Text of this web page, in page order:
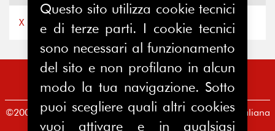
X by Ferpi2puntozero
©2008-2026 FERPI - Federazione Relazioni Pubbliche Italiana
Redazione|Condizioni d’uso| Privacy Policy
Questo sito utilizza cookie tecnici
e di terze parti. I cookie tecnici
sono necessari al funzionamento
del sito e non profilano in alcun
modo la tua navigazione. Sotto
puoi scegliere quali altri cookies
vuoi attivare e in qualsiasi